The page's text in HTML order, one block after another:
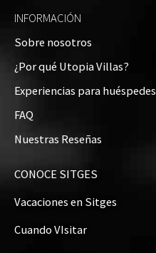
INFORMACIÓN
Sobre nosotros
¿Por qué Utopia Villas?
Experiencias para huéspedes
FAQ
Nuestras Reseñas
CONOCE SITGES
Vacaciones en Sitges
Cuando VIsitar